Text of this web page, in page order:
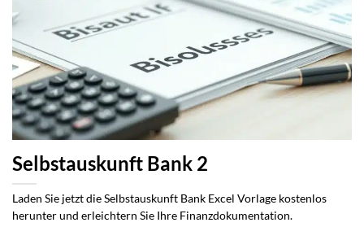
Selbstauskunft Bank 2
Laden Sie jetzt die Selbstauskunft Bank Excel Vorlage kostenlos
herunter und erleichtern Sie Ihre Finanzdokumentation.